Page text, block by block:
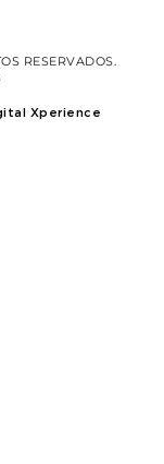
RESERVADOS.
Xperience